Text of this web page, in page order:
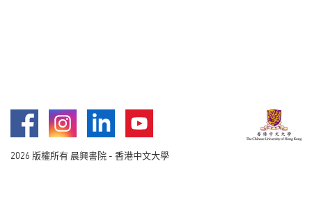
Facebook Instagram LinkedIn
2026 版權所有 晨興書院 - 香港中文大學